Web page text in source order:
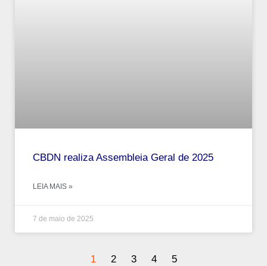
CBDN realiza Assembleia Geral de 2025
LEIA MAIS »
7 de maio de 2025
1 2 3 4 5